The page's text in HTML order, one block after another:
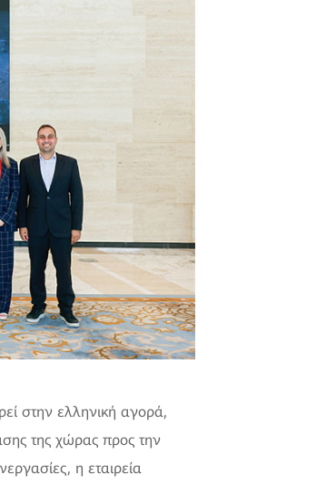
στην ελληνική αγορά,
της χώρας προς την
η εταιρεία